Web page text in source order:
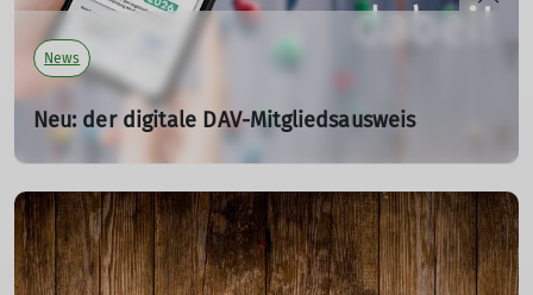
News
Neu: der digitale DAV-Mitgliedsausweis
05.01.2024
Dein DAV-Mitgliedsausweis ist jetzt auch in digitaler
Form verfügbar. Damit hast du als DAV-Mitglied alle
wichtigen Infos immer auf deinem Smartphone dabei.